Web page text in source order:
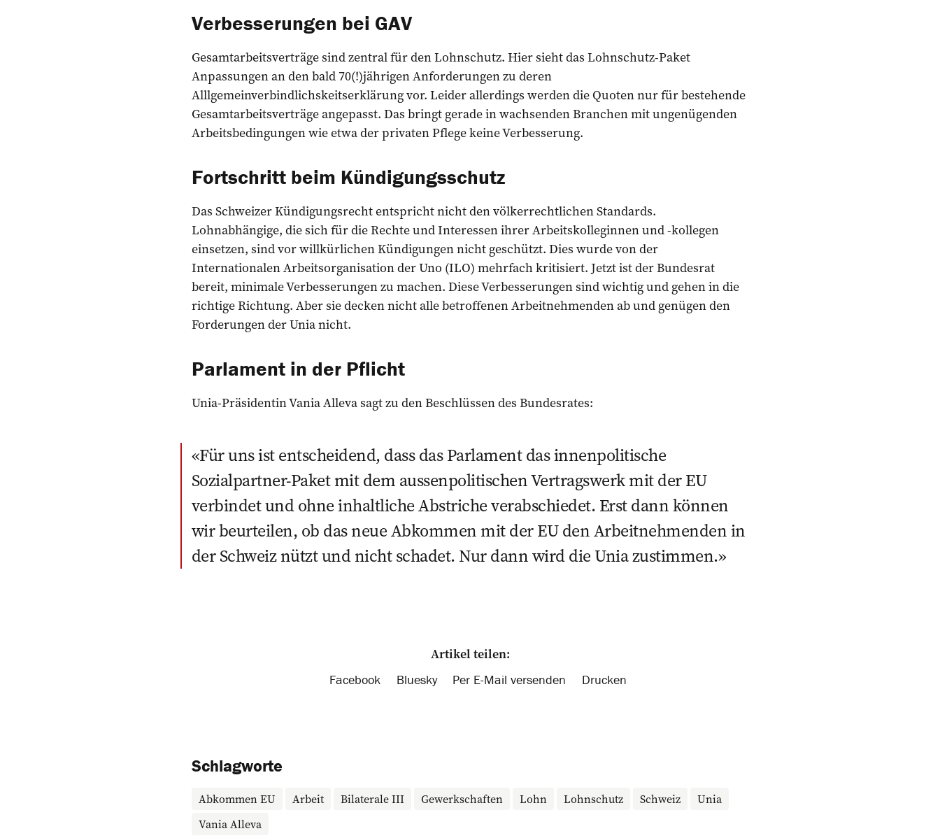
Verbesserungen bei GAV
Gesamtarbeitsverträge sind zentral für den Lohnschutz. Hier sieht das Lohnschutz-Paket
Anpassungen an den bald 70(!)jährigen Anforderungen zu deren
Alllgemeinverbindlichskeitserklärung vor. Leider allerdings werden die Quoten nur für bestehende
Gesamtarbeitsverträge angepasst. Das bringt gerade in wachsenden Branchen mit ungenügenden
Arbeitsbedingungen wie etwa der privaten Pflege keine Verbesserung.
Fortschritt beim Kündigungsschutz
Das Schweizer Kündigungsrecht entspricht nicht den völkerrechtlichen Standards.
Lohnabhängige, die sich für die Rechte und Interessen ihrer Arbeitskolleginnen und -kollegen
einsetzen, sind vor willkürlichen Kündigungen nicht geschützt. Dies wurde von der
Internationalen Arbeitsorganisation der Uno (ILO) mehrfach kritisiert. Jetzt ist der Bundesrat
bereit, minimale Verbesserungen zu machen. Diese Verbesserungen sind wichtig und gehen in die
richtige Richtung. Aber sie decken nicht alle betroffenen Arbeitnehmenden ab und genügen den
Forderungen der Unia nicht.
Parlament in der Pflicht
Unia-Präsidentin Vania Alleva sagt zu den Beschlüssen des Bundesrates:
Für uns ist entscheidend, dass das Parlament das innenpolitische
Sozialpartner-Paket mit dem aussenpolitischen Vertragswerk mit der EU
verbindet und ohne inhaltliche Abstriche verabschiedet. Erst dann können
wir beurteilen, ob das neue Abkommen mit der EU den Arbeitnehmenden in
der Schweiz nützt und nicht schadet. Nur dann wird die Unia zustimmen.
Artikel teilen:
Facebook Bluesky Per E-Mail versenden Drucken
Schlagworte
Abkommen EU Arbeit Bilaterale III Gewerkschaften Lohn Lohnschutz Schweiz
Unia
Vania Alleva